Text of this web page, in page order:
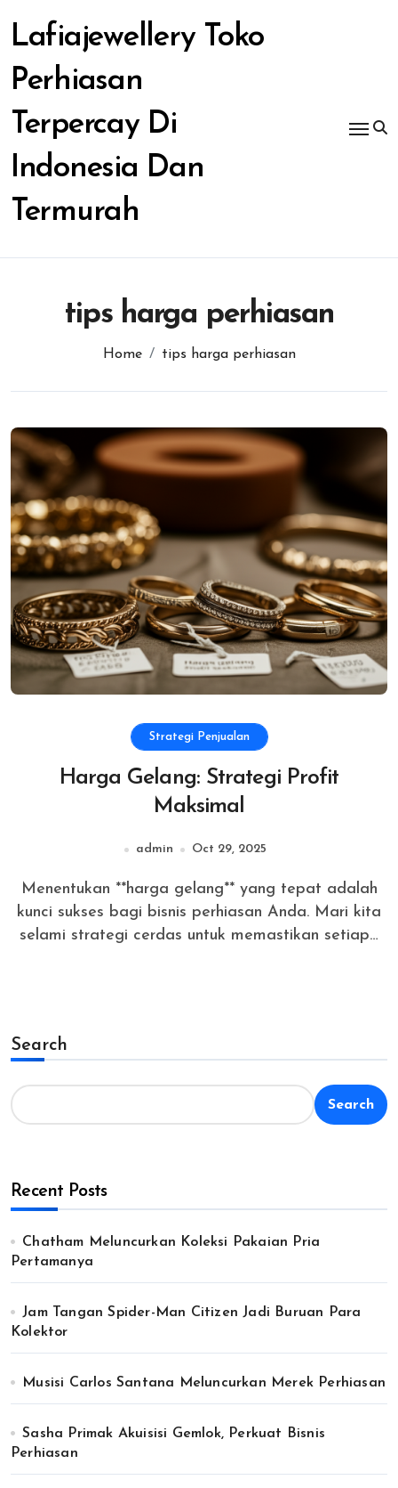
content
Lafiajewellery Toko
Perhiasan
Terpercay Di
Indonesia Dan
Termurah
tips harga perhiasan
Home tips harga perhiasan
Strategi Penjualan
Harga Gelang: Strategi Profit
Maksimal
admin Oct 29, 2025
Menentukan **harga gelang** yang tepat adalah
kunci sukses bagi bisnis perhiasan Anda. Mari kita
selami strategi cerdas untuk memastikan setiap…
Search
Search
Recent Posts
Chatham Meluncurkan Koleksi Pakaian Pria
Pertamanya
Jam Tangan Spider-Man Citizen Jadi Buruan Para
Kolektor
Musisi Carlos Santana Meluncurkan Merek Perhiasan
Sasha Primak Akuisisi Gemlok, Perkuat Bisnis
Perhiasan